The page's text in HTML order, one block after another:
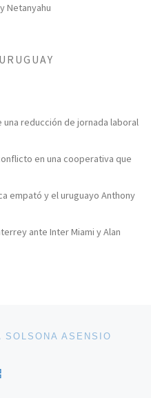
Netanyahu
reducción de jornada laboral
en una cooperativa que
empató y el uruguayo Anthony
ante Inter Miami y Alan
SOLSONA ASENSIO